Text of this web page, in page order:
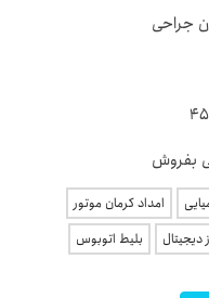
جراحی
امداد کرمان موتور
دیجیتال بلیط اتوبوس